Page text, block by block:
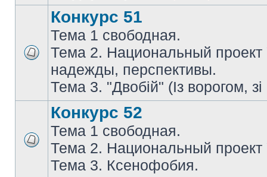
Конкурс 51
Тема 1 свободная.
Тема 2. Национальный
надежды, перспективы.
Тема 3. "Двобій" (Із ворогом,
Конкурс 52
Тема 1 свободная.
Тема 2. Национальный проект
Тема 3. Ксенофобия.